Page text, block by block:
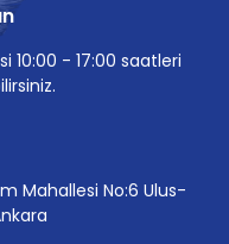
10:00 - 17:00 saatleri
Mahallesi No:6 Ulus-